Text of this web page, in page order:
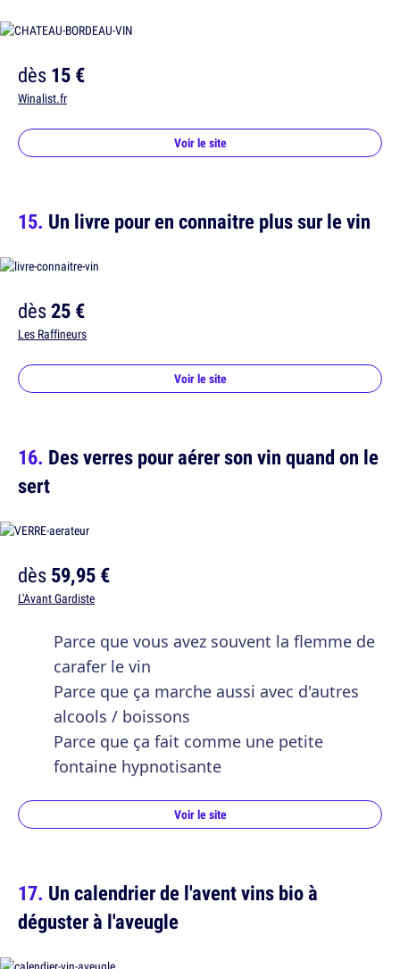
dès15 €
Winalist.fr
Voir le site
Un livre pour en connaitre plus sur le vin
dès25 €
Les Raffineurs
Voir le site
Des verres pour aérer son vin quand on le
sert
dès59,95 €
L'Avant Gardiste
Parce que vous avez souvent la flemme de
carafer le vin
Parce que ça marche aussi avec d'autres
alcools / boissons
Parce que ça fait comme une petite
fontaine hypnotisante
Voir le site
Un calendrier de l'avent vins bio à
déguster à l'aveugle